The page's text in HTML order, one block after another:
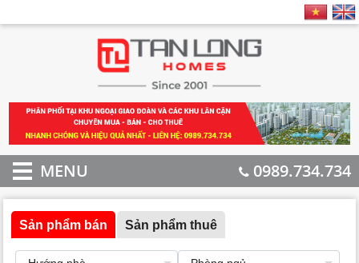
MENU 0989.734.734
Sản phẩm bán Sản phẩm thuê